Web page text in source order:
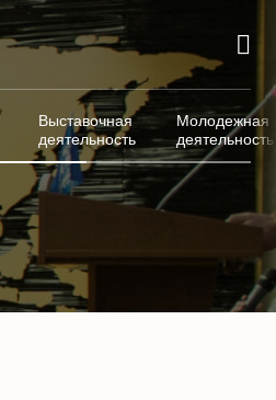
Выставочная
деятельность
Молодежная
деятельность